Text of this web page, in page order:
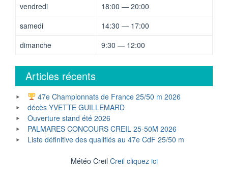
vendredi
18:00 — 20:00
samedi
14:30 — 17:00
dimanche
9:30 — 12:00
Articles récents
47e Championnats de France 25/50 m 2026
décès YVETTE GUILLEMARD
Ouverture stand été 2026
PALMARES CONCOURS CREIL 25-50M 2026
Liste définitive des qualifiés au 47e CdF 25/50 m
Météo Creil Creil cliquez ici